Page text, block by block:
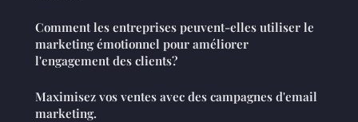
Comment les entreprises peuvent-elles utiliser le
marketing émotionnel pour améliorer
l'engagement des clients?
Maximisez vos ventes avec des campagnes d'email
marketing.